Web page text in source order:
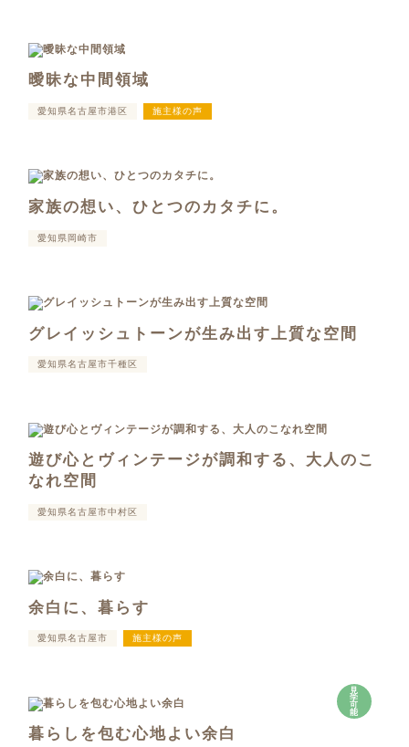
曖昧な中間領域
愛知県名古屋市港区 施主様の声
家族の想い、ひとつのカタチに。
愛知県岡崎市
グレイッシュトーンが生み出す上質な空間
愛知県名古屋市千種区
遊び心とヴィンテージが調和する、大人のこ
なれ空間
愛知県名古屋市中村区
余白に、暮らす
愛知県名古屋市 施主様の声
見
学
可
能
暮らしを包む心地よい余白